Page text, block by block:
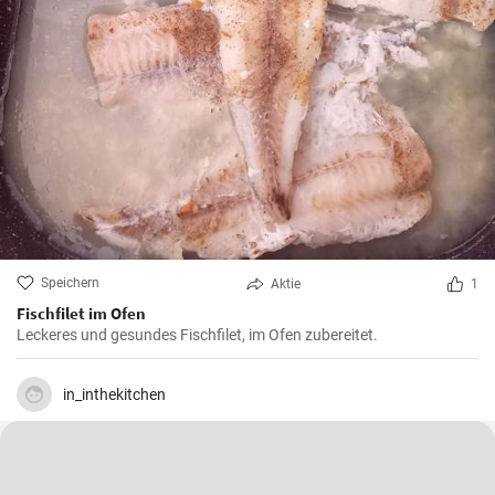
Speichern Aktie 1
Fischfilet im Ofen
Leckeres und gesundes Fischfilet, im Ofen zubereitet.
in_inthekitchen